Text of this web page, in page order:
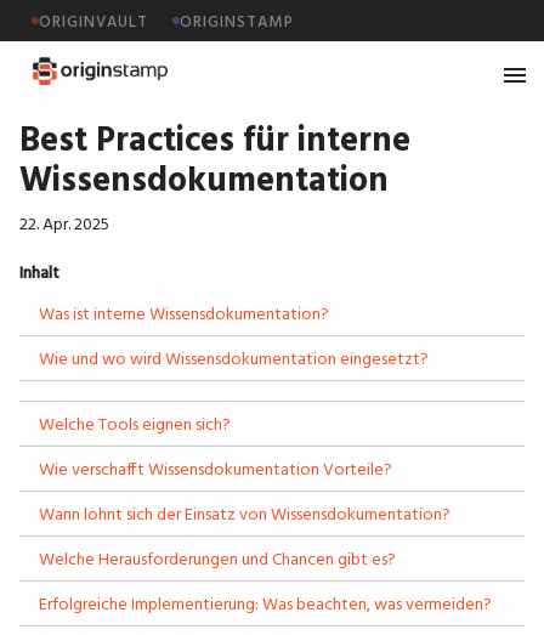
ORIGINVAULT ORIGINSTAMP
Best Practices für interne
Wissensdokumentation
22. Apr. 2025
Inhalt
Was ist interne Wissensdokumentation?
Wie und wo wird Wissensdokumentation eingesetzt?
Welche Tools eignen sich?
Wie verschafft Wissensdokumentation Vorteile?
Wann lohnt sich der Einsatz von Wissensdokumentation?
Welche Herausforderungen und Chancen gibt es?
Erfolgreiche Implementierung: Was beachten, was vermeiden?